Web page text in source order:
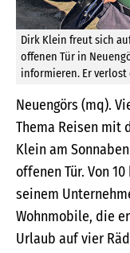
Dirk Klein freut sich
offenen Tür in
informieren. Er
Neuengörs (mq).
Thema Reisen mit
Klein am
offenen Tür. Von
seinem
Wohnmobile, die
Urlaub auf vier